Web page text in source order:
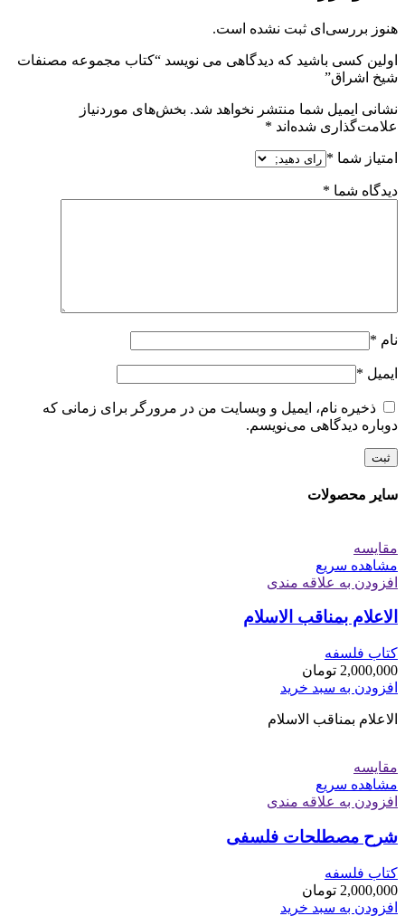
هنوز بررسی‌ای ثبت نشده است.
اولین کسی باشید که دیدگاهی می نویسد “کتاب مجموعه مصنفات
شیخ اشراق”
نشانی ایمیل شما منتشر نخواهد شد. بخش‌های موردنیاز
علامت‌گذاری شده‌اند *
امتیاز شما *
دیدگاه شما *
نام *
ایمیل *
ذخیره نام، ایمیل و وبسایت من در مرورگر برای زمانی که
دوباره دیدگاهی می‌نویسم.
سایر محصولات
مقایسه
مشاهده سریع
افزودن به علاقه مندی
الاعلام بمناقب الاسلام
کتاب فلسفه
2,000,000 تومان
افزودن به سبد خرید
الاعلام بمناقب الاسلام
مقایسه
مشاهده سریع
افزودن به علاقه مندی
شرح مصطلحات فلسفی
کتاب فلسفه
2,000,000 تومان
افزودن به سبد خرید